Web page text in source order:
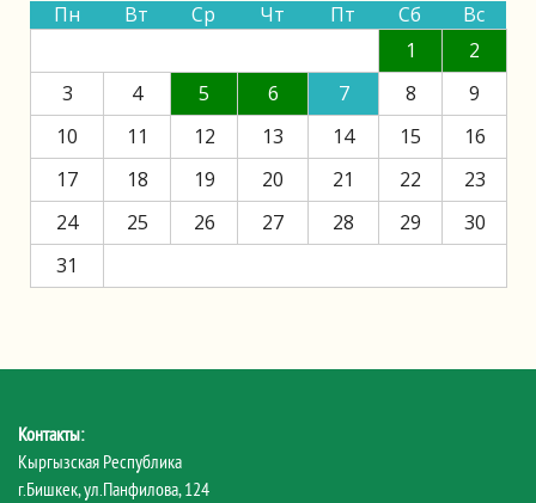
Пн Вт Ср Чт Пт Сб
Вс
1
2
3
4 5 6 7 8
9
10
11 12 13 14 15
16
17
18 19 20 21 22
23
24
25 26 27 28 29
30
31
Контакты:
Кыргызская Республика
г.Бишкек, ул.Панфилова, 124